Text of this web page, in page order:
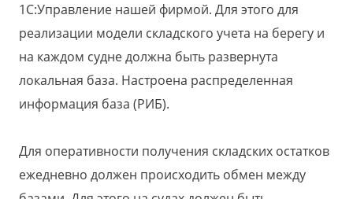
1С:Управление нашей фирмой. Для этого для
реализации модели складского учета на берегу и
на каждом судне должна быть развернута
локальная база. Настроена распределенная
информация база (РИБ).
Для оперативности получения складских остатков
ежедневно должен происходить обмен между